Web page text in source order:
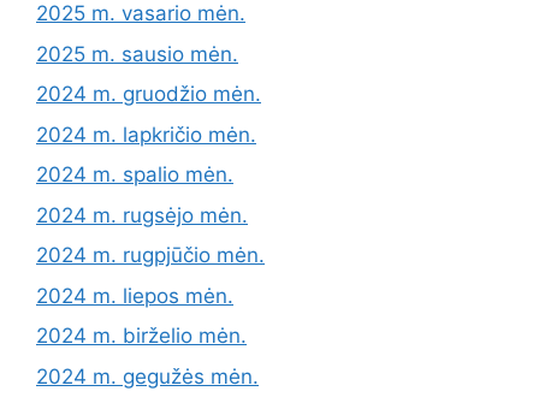
2025 m. vasario mėn.
2025 m. sausio mėn.
2024 m. gruodžio mėn.
2024 m. lapkričio mėn.
2024 m. spalio mėn.
2024 m. rugsėjo mėn.
2024 m. rugpjūčio mėn.
2024 m. liepos mėn.
2024 m. birželio mėn.
2024 m. gegužės mėn.